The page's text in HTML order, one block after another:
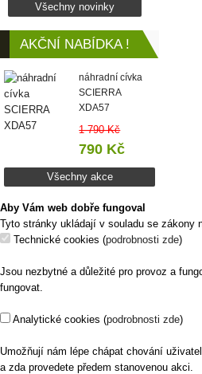
Všechny novinky
AKČNÍ NABÍDKA !
náhradní cívka
SCIERRA
XDA57
1 790 Kč
790 Kč
Všechny akce
Aby Vám web dobře fungoval
Tyto stránky ukládají v souladu se zákony
Technické cookies (podrobnosti zde)
Jsou nezbytné a důležité pro provoz a
fungovat.
Analytické cookies (podrobnosti zde)
Umožňují nám lépe chápat chování
a zda provedete předem stanovenou akci.